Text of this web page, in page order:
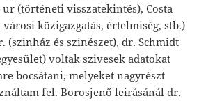
(történeti visszatekintés), Costa
közigazgatás, értelmiség, stb.)
(szinház és szinészet), dr. Schmidt
voltak szivesek adatokat
bocsátani, melyeket nagyrészt
fel. Borosjenő leirásánál dr.